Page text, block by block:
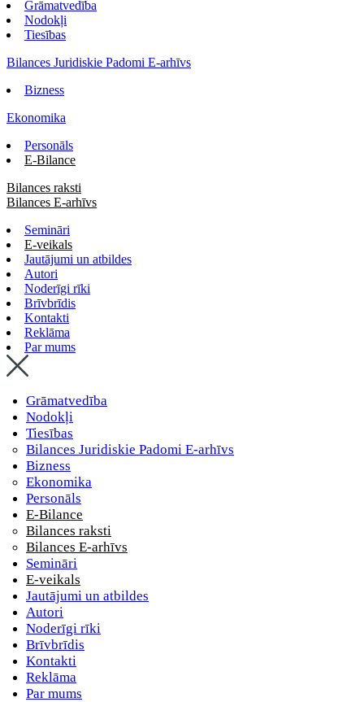
Grāmatvedība
Nodokļi
Tiesības
Bilances Juridiskie Padomi E-arhīvs
Bizness
Ekonomika
Personāls
E-Bilance
Bilances raksti
Bilances E-arhīvs
Semināri
E-veikals
Jautājumi un atbildes
Autori
Noderīgi rīki
Brīvbrīdis
Kontakti
Reklāma
Par mums
Grāmatvedība
Nodokļi
Tiesības
Bilances Juridiskie Padomi E-arhīvs
Bizness
Ekonomika
Personāls
E-Bilance
Bilances raksti
Bilances E-arhīvs
Semināri
E-veikals
Jautājumi un atbildes
Autori
Noderīgi rīki
Brīvbrīdis
Kontakti
Reklāma
Par mums